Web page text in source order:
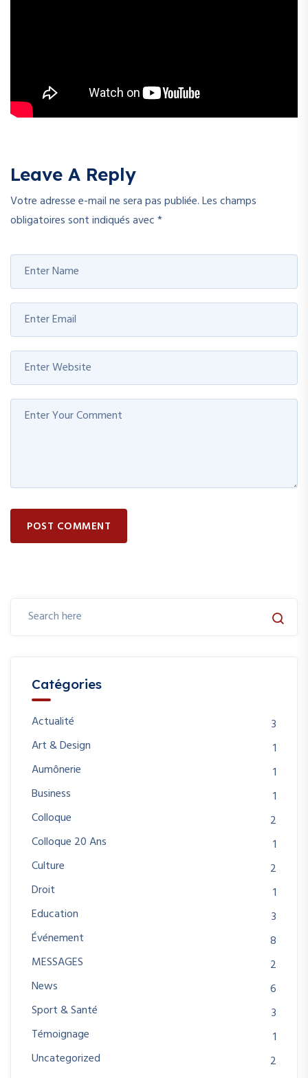
Leave A Reply
Votre adresse e-mail ne sera pas publiée.Les champs
obligatoires sont indiqués avec*
POST COMMENT
Catégories
Actualité
3
Art & Design
1
Aumônerie
1
Business
1
Colloque
2
Colloque 20 Ans
1
Culture
2
Droit
1
Education
3
Événement
8
MESSAGES
2
News
6
Sport & Santé
3
Témoignage
1
Uncategorized
2